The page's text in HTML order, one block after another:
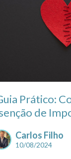
Prático:
de
Carlos Filho
10/08/2024